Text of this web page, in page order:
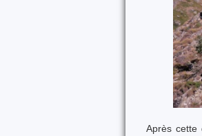
Après cette